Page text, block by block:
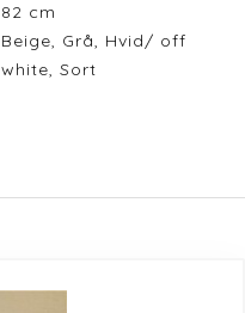
82 cm
Beige, Grå, Hvid/ off
white, Sort